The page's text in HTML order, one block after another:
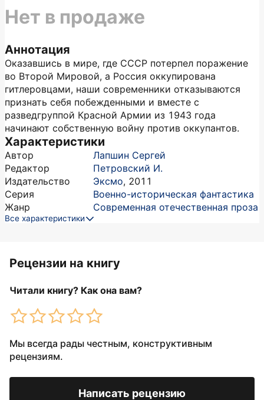
Аннотация
Оказавшись в мире, где СССР потерпел поражение
во Второй Мировой, а Россия оккупирована
гитлеровцами, наши современники отказываются
признать себя побежденными и вместе с
разведгруппой Красной Армии из 1943 года
начинают собственную войну против оккупантов.
Характеристики
Автор
Лапшин Сергей
Редактор
Петровский И.
Издательство
Эксмо, 2011
Серия
Военно-историческая фантастика
Жанр
Современная отечественная проза
Все характеристики
Нет в продаже
Рецензии на книгу
Читали книгу? Как она вам?
Мы всегда рады честным, конструктивным
рецензиям.
Написать рецензию